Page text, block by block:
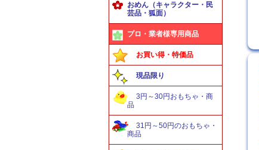
おめん（キャラクター・民
芸品・狐面）
プロ・業者様専用商品
お買い得・特価品
現品限り
3円～30円おもちゃ・商
品
31円～50円のおもちゃ・
商品